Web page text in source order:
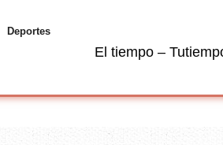
Deportes
El tiempo –